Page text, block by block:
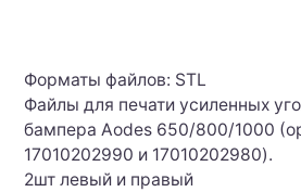
Форматы файлов: STL
Файлы для печати усиленных
бампера Aodes 650/800/1000
17010202990 и 17010202980).
2шт левый и правый